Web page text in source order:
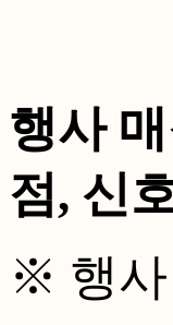
행사
점, 신
※ 행사